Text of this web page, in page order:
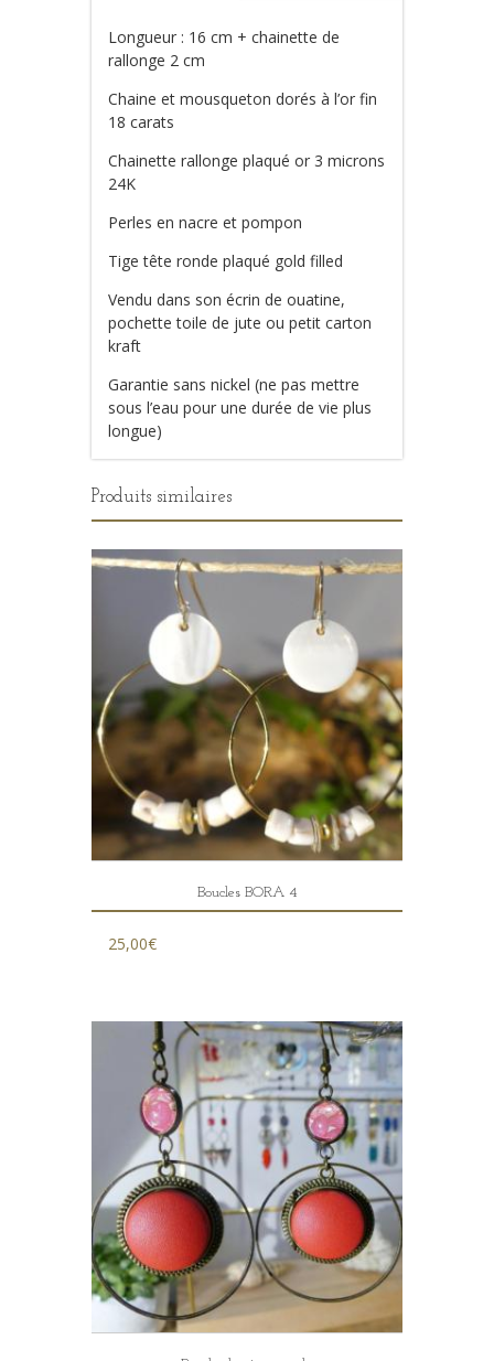
Longueur : 16 cm + chainette de
rallonge 2 cm
Chaine et mousqueton dorés à l’or fin
18 carats
Chainette rallonge plaqué or 3 microns
24K
Perles en nacre et pompon
Tige tête ronde plaqué gold filled
Vendu dans son écrin de ouatine,
pochette toile de jute ou petit carton
kraft
Garantie sans nickel (ne pas mettre
sous l’eau pour une durée de vie plus
longue)
Produits similaires
Boucles BORA 4
25,00€